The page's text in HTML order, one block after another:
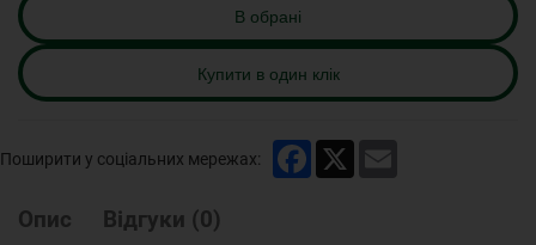
В обрані
Купити в один клік
Поширити у соціальних мережах: Facebook
Опис Відгуки (0)